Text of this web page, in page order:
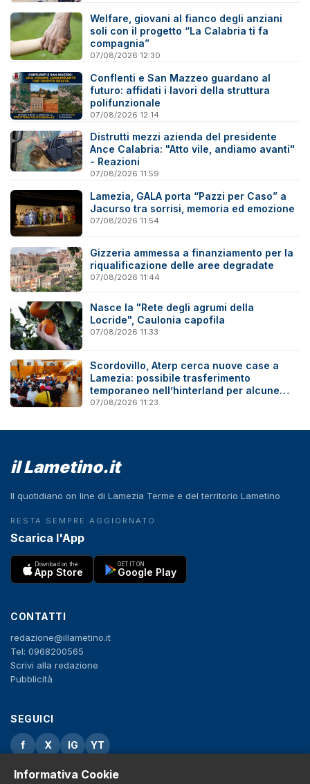
Welfare, giovani al fianco degli anziani
soli con il progetto “La Calabria ti fa
compagnia”
07/08/2026 12:30
Conflenti e San Mazzeo guardano al
futuro: affidati i lavori della struttura
polifunzionale
07/08/2026 12:14
Distrutti mezzi azienda del presidente
Ance Calabria: "Atto vile, andiamo avanti"
- Reazioni
07/08/2026 11:59
Lamezia, GALA porta “Pazzi per Caso” a
Jacurso tra sorrisi, memoria ed emozione
07/08/2026 11:54
Gizzeria ammessa a finanziamento per la
riqualificazione delle aree degradate
07/08/2026 11:44
Nasce la "Rete degli agrumi della
Locride", Caulonia capofila
07/08/2026 11:33
Scordovillo, Aterp cerca nuove case a
Lamezia: possibile trasferimento
temporaneo nell’hinterland per alcune
famiglie
07/08/2026 11:23
il Lametino.it
Il quotidiano on line di Lamezia Terme e del territorio Lametino
RESTA SEMPRE AGGIORNATO
Scarica l'App
Download on the
App Store
GET IT ON
Google Play
CONTATTI
redazione@illametino.it
Tel: 0968200565
Scrivi alla redazione
Pubblicità
SEGUICI
f X IG YT
Privacy Policy
Informativa Cookie